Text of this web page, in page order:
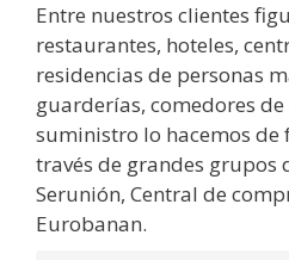
Entre nuestros clientes
restaurantes, hoteles,
residencias de personas
guarderías, comedores de
suministro lo hacemos de
través de grandes grupos
Serunión, Central de
Eurobanan.